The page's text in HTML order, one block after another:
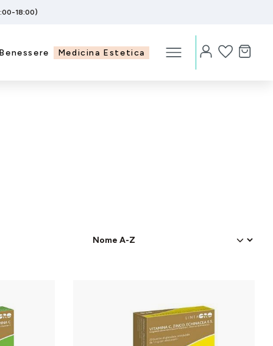
18:00)
Benessere Medicina Estetica